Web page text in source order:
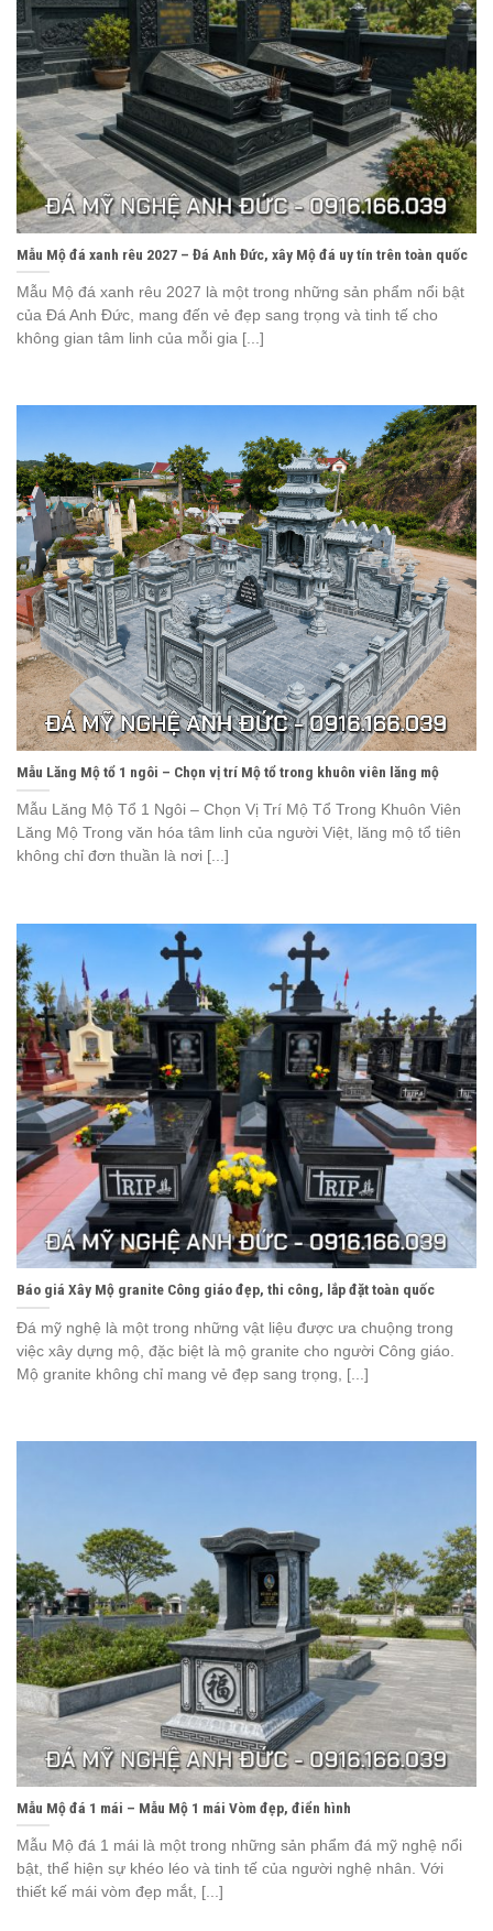
Mẫu Mộ đá xanh rêu 2027 – Đá Anh Đức, xây Mộ đá uy tín trên toàn quốc
Mẫu Mộ đá xanh rêu 2027 là một trong những sản phẩm nổi bật
của Đá Anh Đức, mang đến vẻ đẹp sang trọng và tinh tế cho
không gian tâm linh của mỗi gia [...]
Mẫu Lăng Mộ tổ 1 ngôi – Chọn vị trí Mộ tổ trong khuôn viên lăng mộ
Mẫu Lăng Mộ Tổ 1 Ngôi – Chọn Vị Trí Mộ Tổ Trong Khuôn Viên
Lăng Mộ Trong văn hóa tâm linh của người Việt, lăng mộ tổ tiên
không chỉ đơn thuần là nơi [...]
Báo giá Xây Mộ granite Công giáo đẹp, thi công, lắp đặt toàn quốc
Đá mỹ nghệ là một trong những vật liệu được ưa chuộng trong
việc xây dựng mộ, đặc biệt là mộ granite cho người Công giáo.
Mộ granite không chỉ mang vẻ đẹp sang trọng, [...]
Mẫu Mộ đá 1 mái – Mẫu Mộ 1 mái Vòm đẹp, điển hình
Mẫu Mộ đá 1 mái là một trong những sản phẩm đá mỹ nghệ nổi
bật, thể hiện sự khéo léo và tinh tế của người nghệ nhân. Với
thiết kế mái vòm đẹp mắt, [...]